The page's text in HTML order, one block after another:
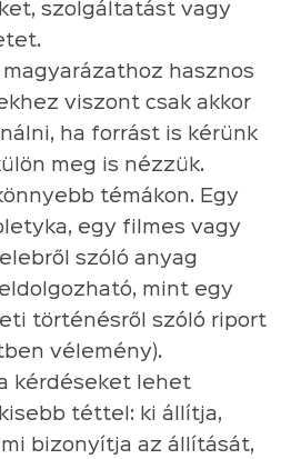
szolgáltatást vagy
hasznos
viszont csak akkor
ha forrást is kérünk
meg is nézzük.
témákon. Egy
egy filmes vagy
szóló anyag
mint egy
történésről szóló riport
vélemény).
kérdéseket lehet
téttel: ki állítja,
bizonyítja az állítását,